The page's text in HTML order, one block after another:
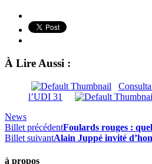
À Lire Aussi :
l’UDI 31
News
Billet précédentFoulards rouges :
Billet suivantAlain Juppé invité
à propos